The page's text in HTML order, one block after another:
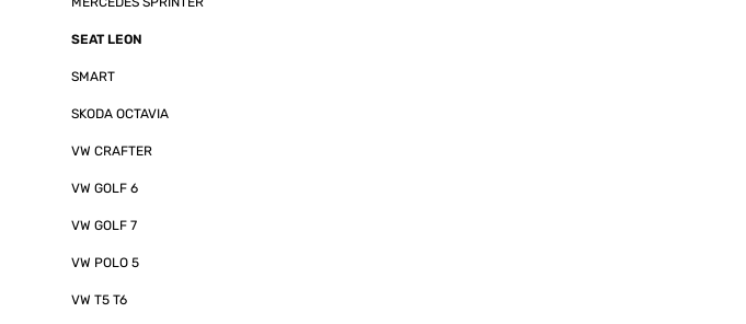
SEAT LEON
SMART
SKODA OCTAVIA
VW CRAFTER
VW GOLF 6
VW GOLF 7
VW POLO 5
VW T5 T6